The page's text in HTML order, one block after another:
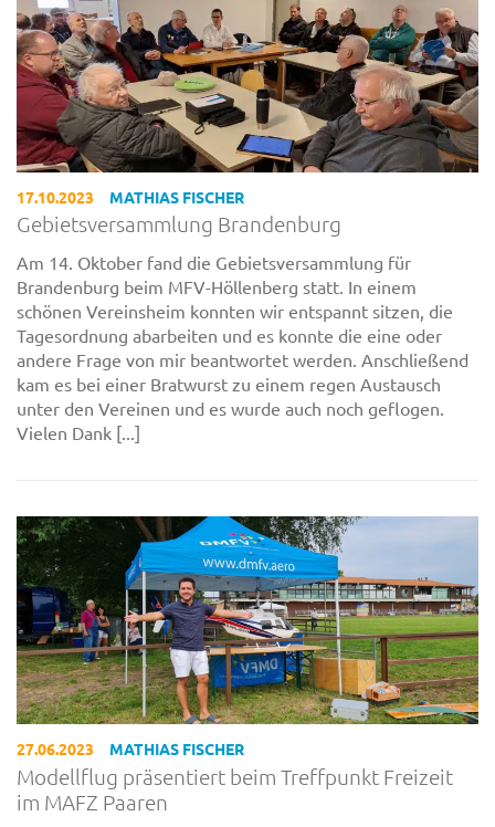
17.10.2023 MATHIAS FISCHER
Gebietsversammlung Brandenburg
Am 14. Oktober fand die Gebietsversammlung für
Brandenburg beim MFV-Höllenberg statt. In einem
schönen Vereinsheim konnten wir entspannt sitzen, die
Tagesordnung abarbeiten und es konnte die eine oder
andere Frage von mir beantwortet werden. Anschließend
kam es bei einer Bratwurst zu einem regen Austausch
unter den Vereinen und es wurde auch noch geflogen.
Vielen Dank [...]
27.06.2023 MATHIAS FISCHER
Modellflug präsentiert beim Treffpunkt Freizeit
im MAFZ Paaren